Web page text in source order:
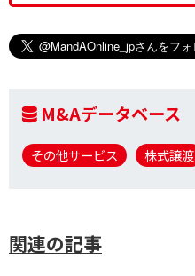
M&Aデータベース
その他サービス 株式譲渡
関連の記事